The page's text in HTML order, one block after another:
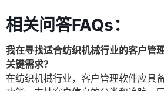
相关问答FAQs：
我在寻找适合纺织机械行业的客户管
关键需求？
在纺织机械行业，客户管理软件应具